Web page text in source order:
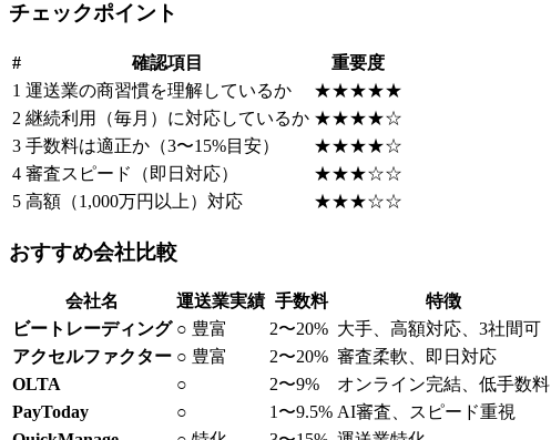
チェックポイント
# 確認項目
重要度
1 運送業の商習慣を理解しているか
★★★★★
2 継続利用（毎月）に対応しているか ★★★★☆
3 手数料は適正か（3〜15%目安）
★★★★☆
4 審査スピード（即日対応）
★★★☆☆
5 高額（1,000万円以上）対応 ★★★☆☆
おすすめ会社比較
会社名 運送業実績 手数料
特徴
ビートレーディング ○ 豊富 2〜20% 大手、高額対応、3社間可
アクセルファクター ○ 豊富 2〜20% 審査柔軟、即日対応
OLTA
○ 2〜9%
オンライン完結、低手数料
PayToday
○ 1〜9.5% AI審査、スピード重視